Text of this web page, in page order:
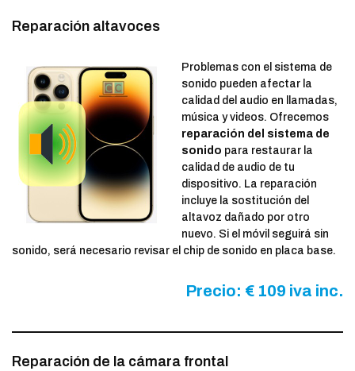
Reparación altavoces
Problemas con el sistema de
sonido pueden afectar la
calidad del audio en llamadas,
música y videos. Ofrecemos
reparación del sistema de
sonido para restaurar la
calidad de audio de tu
dispositivo. La reparación
incluye la sostitución del
altavoz dañado por otro
nuevo. Si el móvil seguirá sin
sonido, será necesario revisar el chip de sonido en placa base.
Precio: € 109 iva inc.
Reparación de la cámara frontal